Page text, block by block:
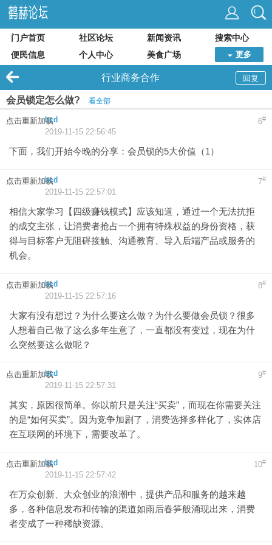
门户首页 社区论坛 新闻资讯
搜索中心
便民信息
个人中心 美食广场 更多
回复
行业商务合作
会员锁定怎么做? 看全部
点击重新加载 6#
bcd
2019-11-15 22:56:45
下面，我们开始今晚的分享：会员锁的5大价值（1）
点击重新加载 7#
bcd
2019-11-15 22:57:01
相信大家学习【四级赚钱模式】应该知道，通过一个无法抗拒
的成交主张，让消费者抢占一个拥有特殊权益的身份资格，获
得与目标客户无阻碍接触、沟通教育、导入后端产品或服务的
机会。
点击重新加载 8#
bcd
2019-11-15 22:57:16
大家有没有想过？为什么要这么做？为什么要做会员锁？很多
人想着自己做了这么多年生意了，一直都没有变过，现在为什
么突然要这么做呢？
点击重新加载 9#
bcd
2019-11-15 22:57:31
其实，原因很简单。你以前只是关注“买卖”，而现在你需要关注
的是“如何买卖”。因为竞争加剧了，消费选择多样化了，实体店
在互联网的环境下，需要改革了。
点击重新加载 10#
bcd
2019-11-15 22:57:42
在万众创新、大众创业的浪潮中，提供产品和服务的越来越
多，各种信息发布和传输的渠道如雨后春笋般涌现出来，消费
者变成了一种稀缺资源。